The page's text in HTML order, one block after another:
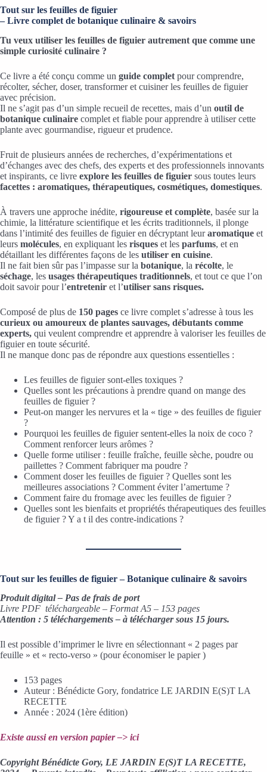
Tout sur les feuilles de figuier
– Livre complet de botanique culinaire & savoirs
Tu veux utiliser les feuilles de figuier autrement que comme une
simple curiosité culinaire ?
Ce livre a été conçu comme un guide complet pour comprendre,
récolter, sécher, doser, transformer et cuisiner les feuilles de figuier
avec précision.
Il ne s’agit pas d’un simple recueil de recettes, mais d’un outil de
botanique culinaire complet et fiable pour apprendre à utiliser cette
plante avec gourmandise, rigueur et prudence.
Fruit de plusieurs années de recherches, d’expérimentations et
d’échanges avec des chefs, des experts et des professionnels innovants
et inspirants, ce livre explore les feuilles de figuier sous toutes leurs
facettes : aromatiques, thérapeutiques, cosmétiques, domestiques.
À travers une approche inédite, rigoureuse et complète, basée sur la
chimie, la littérature scientifique et les écrits traditionnels, il plonge
dans l’intimité des feuilles de figuier en décryptant leuraromatique et
leurs molécules, en expliquant les risques et les parfums, et en
détaillant les différentes façons de les utiliser en cuisine.
Il ne fait bien sûr pas l’impasse sur la botanique, la récolte, le
séchage, les usages thérapeutiques traditionnels, et tout ce que l’on
doit savoir pour l’entretenir et l’utiliser sans risques.
Composé de plus de 150 pages ce livre complet s’adresse à tous les
curieux ou amoureux de plantes sauvages, débutants comme
experts, qui veulent comprendre et apprendre à valoriser les feuilles de
figuier en toute sécurité.
Il ne manque donc pas de répondre aux questions essentielles :
Les feuilles de figuier sont-elles toxiques ?
Quelles sont les précautions à prendre quand on mange des
feuilles de figuier ?
Peut-on manger les nervures et la « tige » des feuilles de figuier
?
Pourquoi les feuilles de figuier sentent-elles la noix de coco ?
Comment renforcer leurs arômes ?
Quelle forme utiliser : feuille fraîche, feuille sèche, poudre ou
paillettes ? Comment fabriquer ma poudre ?
Comment doser les feuilles de figuier ? Quelles sont les
meilleures associations ? Comment éviter l’amertume ?
Comment faire du fromage avec les feuilles de figuier ?
Quelles sont les bienfaits et propriétés thérapeutiques des feuilles
de figuier ? Y a t il des contre-indications ?
Tout sur les feuilles de figuier – Botanique culinaire & savoirs
Produit digital – Pas de frais de port
Livre PDF téléchargeable – Format A5 – 153 pages
Attention : 5 téléchargements – à télécharger sous 15 jours.
Il est possible d’imprimer le livre en sélectionnant « 2 pages par
feuille » et « recto-verso » (pour économiser le papier )
153 pages
Auteur : Bénédicte Gory, fondatrice LE JARDIN E(S)T LA
RECETTE
Année : 2024 (1ère édition)
Existe aussi en version papier –> ici
Copyright Bénédicte Gory, LE JARDIN E(S)T LA RECETTE,